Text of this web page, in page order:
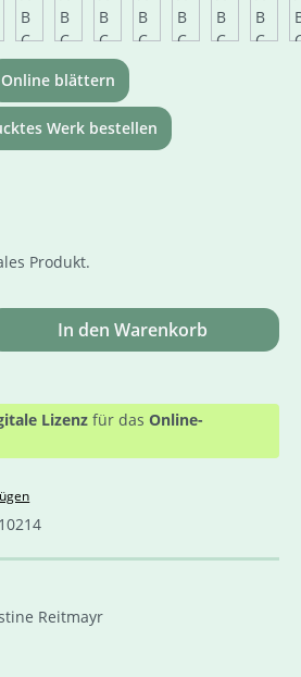
Online blättern
Werk bestellen
Produkt.
Gib den gewünschten
In den Warenkorb
Lizenz für das Online-
Reitmayr